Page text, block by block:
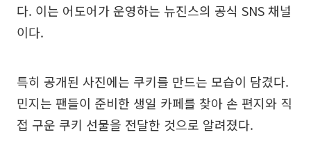
다. 이는 어도어가 운영하는 뉴진스의 공식 SNS 채널
이다.
특히 공개된 사진에는 쿠키를 만드는 모습이 담겼다.
민지는 팬들이 준비한 생일 카페를 찾아 손 편지와 직
접 구운 쿠키 선물을 전달한 것으로 알려졌다.